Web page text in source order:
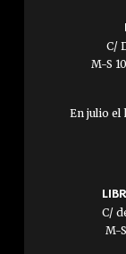
C/
M-S
En julio el
C/
M-